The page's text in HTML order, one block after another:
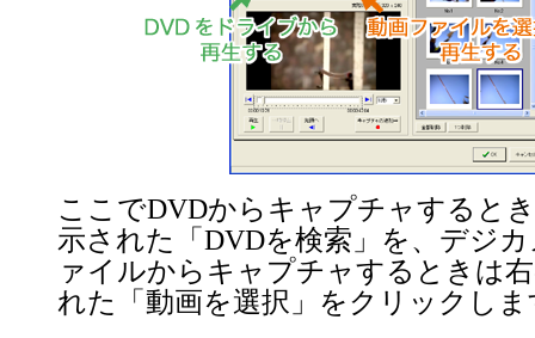
ここでDVDからキャプチャすると
示された「DVDを検索」を、デジ
ァイルからキャプチャするときは
れた「動画を選択」をクリックしま